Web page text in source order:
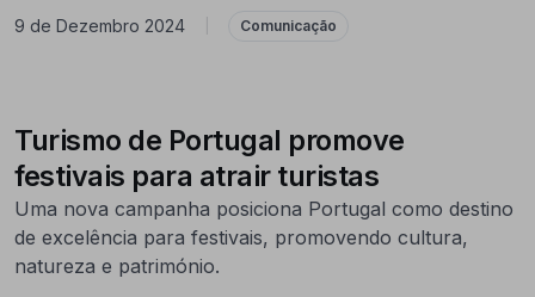
9 de Dezembro 2024 Comunicação
Turismo de Portugal promove
festivais para atrair turistas
Uma nova campanha posiciona Portugal como destino
de excelência para festivais, promovendo cultura,
natureza e património.